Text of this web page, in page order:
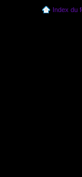
Index du